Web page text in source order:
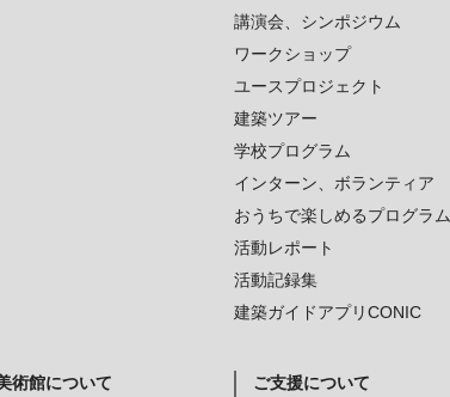
講演会、シンポジウム
ワークショップ
ユースプロジェクト
建築ツアー
学校プログラム
インターン、ボランティア
おうちで楽しめるプログラム
活動レポート
活動記録集
建築ガイドアプリCONIC
術館について ご支援について